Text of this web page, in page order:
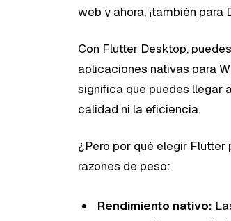
web y ahora, ¡también para
Con Flutter Desktop,
aplicaciones nativas para
significa que puedes llegar
calidad ni la eficiencia.
¿Pero por qué elegir
razones de peso:
Rendimiento nativo: